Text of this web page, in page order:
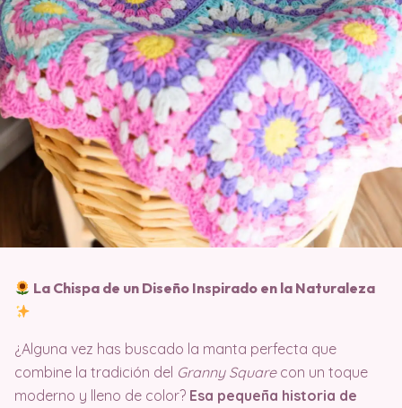
La Chispa de un Diseño Inspirado en la Naturaleza
¿Alguna vez has buscado la manta perfecta que
combine la tradición del Granny Squarecon un toque
moderno y lleno de color? Esa pequeña historia de